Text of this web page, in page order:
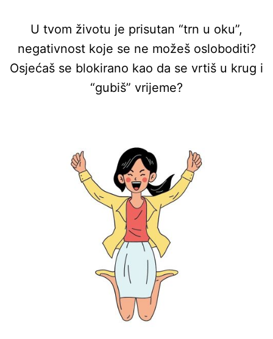
U tvom životu je prisutan “trn u oku”,
negativnost koje se ne možeš osloboditi?
Osjećaš se blokirano kao da se vrtiš u krug i
“gubiš” vrijeme?